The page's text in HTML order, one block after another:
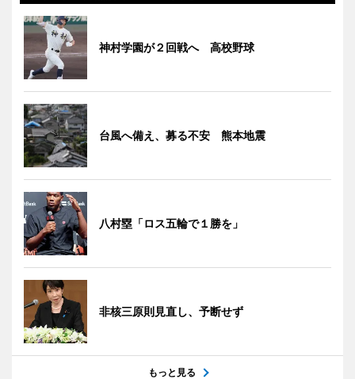
神村学園が２回戦へ 高校野球
台風へ備え、募る不安 熊本地震
八村塁「ロス五輪で１勝を」
非核三原則見直し、予断せず
もっと見る